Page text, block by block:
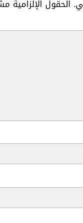
الحقول الإلزامية